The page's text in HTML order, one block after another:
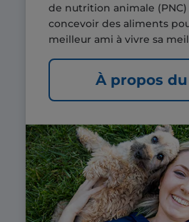
de nutrition animale
concevoir des aliments
meilleur ami à vivre sa
À propos du